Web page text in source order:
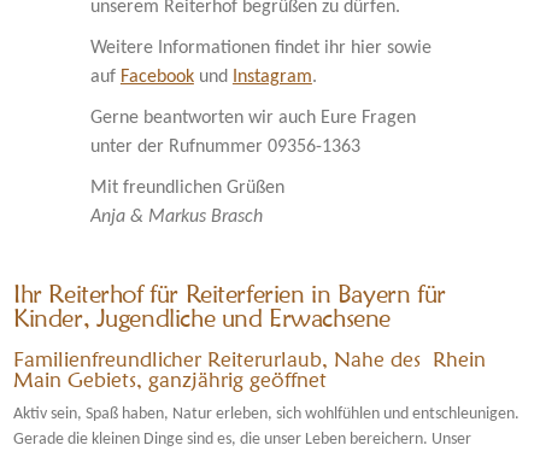
unserem Reiterhof begrüßen zu dürfen.
Weitere Informationen findet ihr hier sowie
auf Facebookund Instagram.
Gerne beantworten wir auch Eure Fragen
unter der Rufnummer 09356-1363
Mit freundlichen Grüßen
Anja & Markus Brasch
Ihr Reiterhof für Reiterferien in Bayern für
Kinder, Jugendliche und Erwachsene
Familienfreundlicher Reiterurlaub, Nahe des Rhein
Main Gebiets, ganzjährig geöffnet
Aktiv sein, Spaß haben, Natur erleben, sich wohlfühlen und entschleunigen.
Gerade die kleinen Dinge sind es, die unser Leben bereichern. Unser